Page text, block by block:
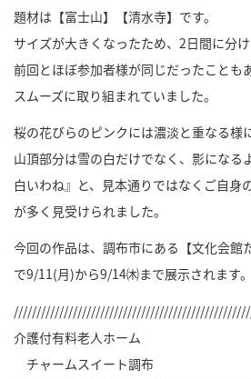
題材は【富士山】【清水寺】です。
サイズが大きくなったため、2日間に分け
前回とほぼ参加者様が同じだったことも
スムーズに取り組まれていました。
桜の花びらのピンクには濃淡と重なる様
山頂部分は雪の白だけでなく、影になる
白いわね』と、見本通りではなくご自身
が多く見受けられました。
今回の作品は、調布市にある【文化会館
で9/11(月)から9/14㈭まで展示されます。
介護付有料老人ホーム
チャームスイート調布